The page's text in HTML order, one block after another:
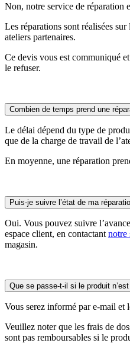
Non, notre service de réparation
Les réparations sont réalisées
ateliers partenaires.
Ce devis vous est communiqué
le refuser.
Combien de temps prend une
Le délai dépend du type de
que de la charge de travail de
En moyenne, une réparation
Puis-je suivre l’état de ma
Oui. Vous pouvez suivre
espace client, en contactant notre
magasin.
Que se passe-t-il si le produit
Vous serez informé par e-mail et
Veuillez noter que les frais de
sont pas remboursables si le